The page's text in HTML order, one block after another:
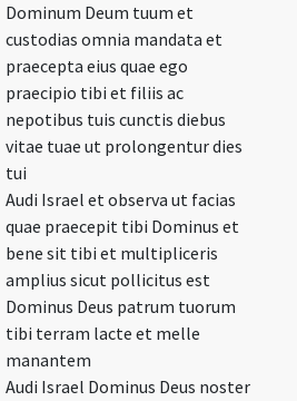
Dominum Deum tuum et
custodias omnia mandata et
praecepta eius quae ego
praecipio tibi et filiis ac
nepotibus tuis cunctis diebus
vitae tuae ut prolongentur dies
tui
Audi Israel et observa ut facias
quae praecepit tibi Dominus et
bene sit tibi et multipliceris
amplius sicut pollicitus est
Dominus Deus patrum tuorum
tibi terram lacte et melle
manantem
Audi Israel Dominus Deus noster